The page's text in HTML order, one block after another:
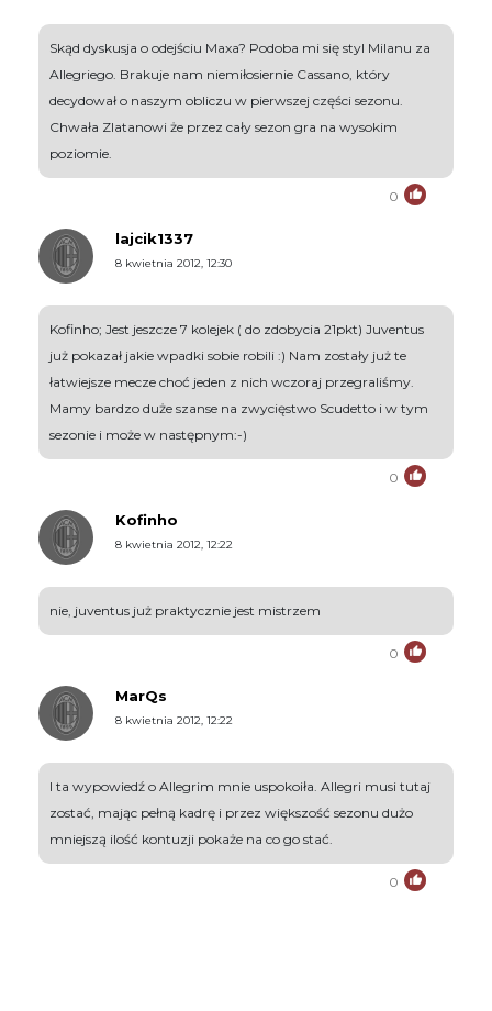
Skąd dyskusja o odejściu Maxa? Podoba mi się styl Milanu za
Allegriego. Brakuje nam niemiłosiernie Cassano, który
decydował o naszym obliczu w pierwszej części sezonu.
Chwała Zlatanowi że przez cały sezon gra na wysokim
poziomie.
0
lajcik1337
8 kwietnia 2012, 12:30
Kofinho; Jest jeszcze 7 kolejek ( do zdobycia 21pkt) Juventus
już pokazał jakie wpadki sobie robili :) Nam zostały już te
łatwiejsze mecze choć jeden z nich wczoraj przegraliśmy.
Mamy bardzo duże szanse na zwycięstwo Scudetto i w tym
sezonie i może w następnym:-)
0
Kofinho
8 kwietnia 2012, 12:22
nie, juventus już praktycznie jest mistrzem
0
MarQs
8 kwietnia 2012, 12:22
I ta wypowiedź o Allegrim mnie uspokoiła. Allegri musi tutaj
zostać, mając pełną kadrę i przez większość sezonu dużo
mniejszą ilość kontuzji pokaże na co go stać.
0